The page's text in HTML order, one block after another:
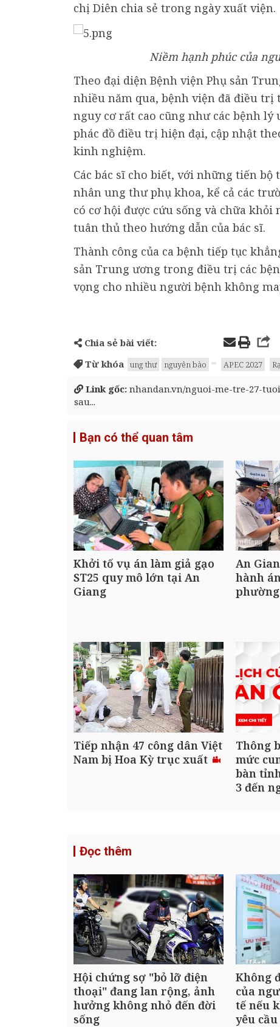
chị Diên chia sẻ trong ngày xuất viện.
Niềm hạnh phúc của
Theo đại diện Bệnh viện Phụ sản
nhiều năm qua, bệnh viện đã điều
nguy cơ rất cao cũng như các bệnh
phác đồ điều trị hiện đại, cập nhật
kinh nghiệm.
Các bác sĩ cho biết, với những tiến
nhân ung thư phụ khoa, kể cả các
có cơ hội được cứu sống và chữa
tuân thủ theo hướng dẫn của bác sĩ.
Thành công của ca bệnh tiếp tục
sản Trung ương trong điều trị các
vọng cho nhiều người bệnh không
Chia sẻ bài viết:
Từ khóa ung thư nguyên bào APEC 2027
Link gốc: nhandan.vn/nguoi-me-tre-27-
sau...
Bạn có thể quan tâm
Khởi tố vụ án làm giả gạo
ST25 quy mô lớn tại An
Giang
An
hành
Tiếp nhận 47 công dân Việt
Nam bị Hoa Kỳ trục xuất
Thông
mức
bàn
3 đến
Đọc thêm
Hội chứng sợ "bỏ lỡ điện
thoại" đang lan rộng, ảnh
hưởng không nhỏ đến đời
sống
Không
của
tế nếu
yêu cầu